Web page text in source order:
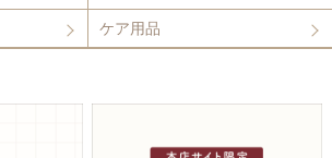
ケア用品